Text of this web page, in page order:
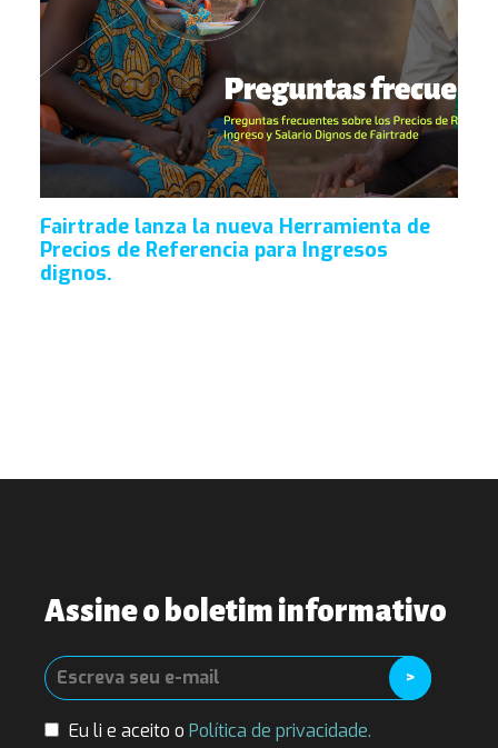
Fairtrade lanza la nueva Herramienta de
Precios de Referencia para Ingresos
dignos.
Assine o boletim informativo
Eu li e aceito o Política de privacidade.